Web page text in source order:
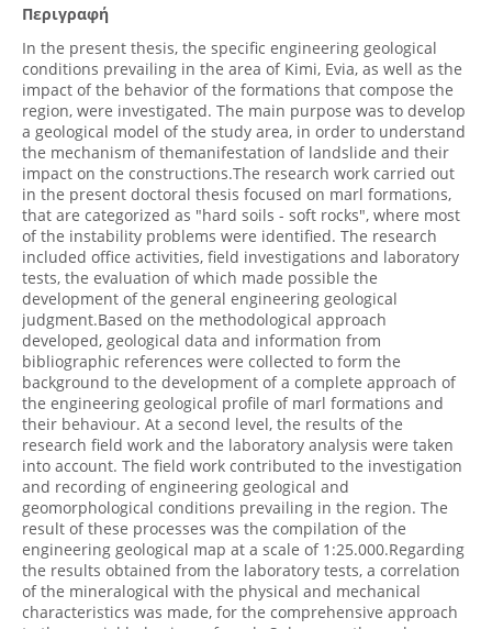
Περιγραφή
In the present thesis, the specific engineering geological
conditions prevailing in the area of Kimi, Evia, as well as the
impact of the behavior of the formations that compose the
region, were investigated. The main purpose was to develop
a geological model of the study area, in order to understand
the mechanism of themanifestation of landslide and their
impact on the constructions.The research work carried out
in the present doctoral thesis focused on marl formations,
that are categorized as "hard soils - soft rocks", where most
of the instability problems were identified. The research
included office activities, field investigations and laboratory
tests, the evaluation of which made possible the
development of the general engineering geological
judgment.Based on the methodological approach
developed, geological data and information from
bibliographic references were collected to form the
background to the development of a complete approach of
the engineering geological profile of marl formations and
their behaviour. At a second level, the results of the
research field work and the laboratory analysis were taken
into account. The field work contributed to the investigation
and recording of engineering geological and
geomorphological conditions prevailing in the region. The
result of these processes was the compilation of the
engineering geological map at a scale of 1:25.000.Regarding
the results obtained from the laboratory tests, a correlation
of the mineralogical with the physical and mechanical
characteristics was made, for the comprehensive approach